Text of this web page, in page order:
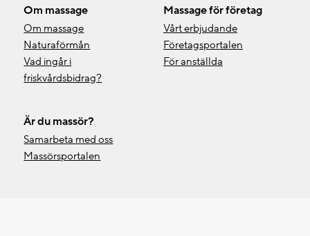
Om massage
Om massage
Naturaförmån
Vad ingår i
friskvårdsbidrag?
Massage för företag
Vårt erbjudande
Företagsportalen
För anställda
Är du massör?
Samarbeta med oss
Massörsportalen